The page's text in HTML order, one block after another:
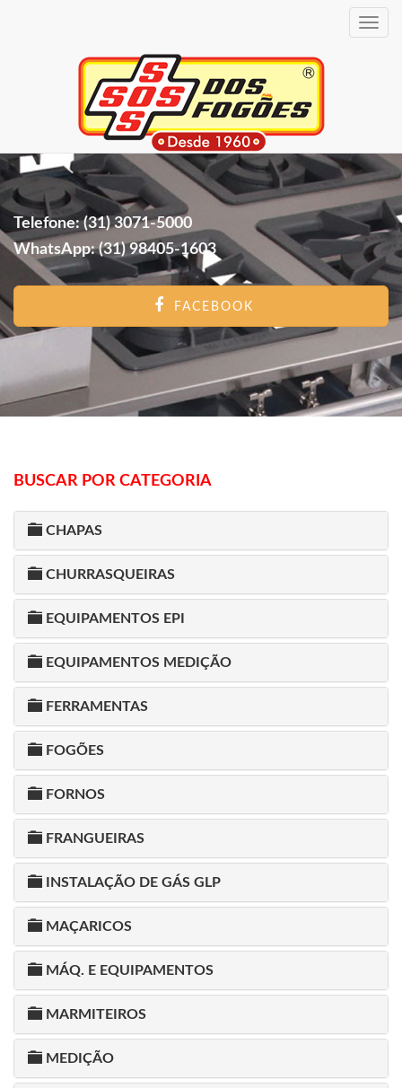
Toggle
Telefone: (31) 3071-5000
WhatsApp: (31) 98405-1603
FACEBOOK
BUSCAR POR CATEGORIA
CHAPAS
CHURRASQUEIRAS
EQUIPAMENTOS EPI
EQUIPAMENTOS MEDIÇÃO
FERRAMENTAS
FOGÕES
FORNOS
FRANGUEIRAS
INSTALAÇÃO DE GÁS GLP
MAÇARICOS
MÁQ. E EQUIPAMENTOS
MARMITEIROS
MEDIÇÃO